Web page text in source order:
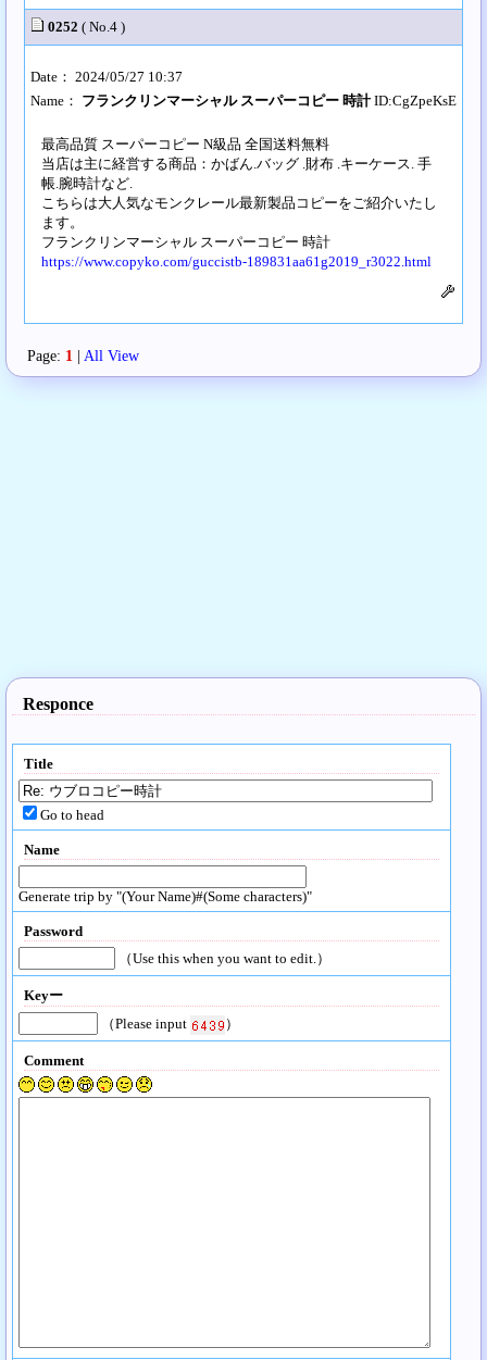
0252 ( No.4 )
Date： 2024/05/27 10:37
Name： フランクリンマーシャル スーパーコピー 時計ID:CgZpeKsE
最高品質 スーパーコピー N級品 全国送料無料
当店は主に経営する商品：かばん.バッグ .財布 .キーケース. 手
帳.腕時計など.
こちらは大人気なモンクレール最新製品コピーをご紹介いたし
ます。
フランクリンマーシャル スーパーコピー 時計
https://www.copyko.com/guccistb-189831aa61g2019_r3022.html
Page: 1 | All View
Responce
Title
Go to head
Name
Generate trip by "(Your Name)#(Some characters)"
Password
（Use this when you want to edit.）
Keyー
（Please input
）
Comment